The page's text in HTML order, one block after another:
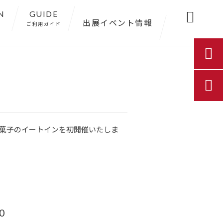
GUIDE
ご利用ガイド 出展イベント情報 
子のイートインを初開催いたしま

